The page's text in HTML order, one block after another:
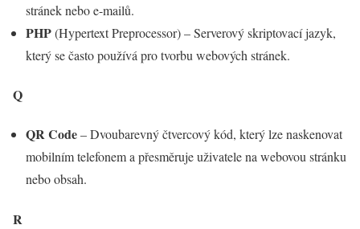
stránek nebo e-mailů.
PHP(Hypertext Preprocessor) – Serverový skriptovací jazyk,
který se často používá pro tvorbu webových stránek.
Q
QR Code– Dvoubarevný čtvercový kód, který lze naskenovat
mobilním telefonem a přesměruje uživatele na webovou stránku
nebo obsah.
R